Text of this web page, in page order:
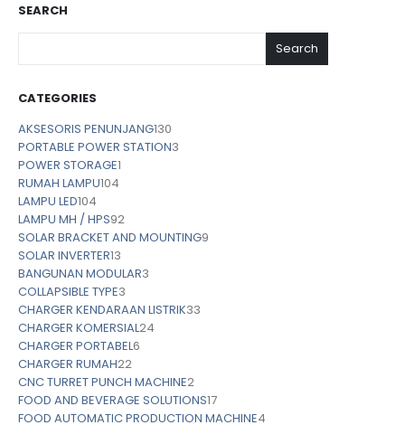
SEARCH
Search
CATEGORIES
AKSESORIS PENUNJANG130
PORTABLE POWER STATION3
POWER STORAGE1
RUMAH LAMPU104
LAMPU LED104
LAMPU MH / HPS92
SOLAR BRACKET AND MOUNTING9
SOLAR INVERTER13
BANGUNAN MODULAR3
COLLAPSIBLE TYPE3
CHARGER KENDARAAN LISTRIK33
CHARGER KOMERSIAL24
CHARGER PORTABEL6
CHARGER RUMAH22
CNC TURRET PUNCH MACHINE2
FOOD AND BEVERAGE SOLUTIONS17
FOOD AUTOMATIC PRODUCTION MACHINE4